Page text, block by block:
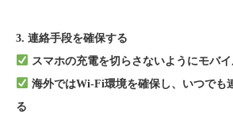
3. 連絡手段を確保する
スマホの充電を切らさないようにモバ
海外ではWi-Fi環境を確保し、いつでも
る